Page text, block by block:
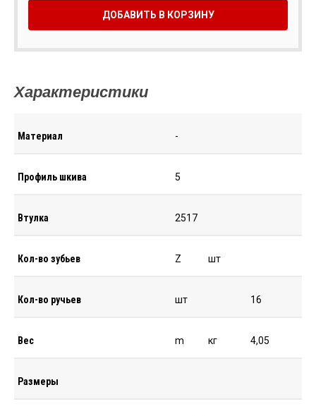
ДОБАВИТЬ В КОРЗИНУ
Характеристики
Материал -
Профиль шкива 5
Втулка 2517
Кол-во зубьев Z шт
Кол-во ручьев шт 16
Вес m кг 4,05
Размеры